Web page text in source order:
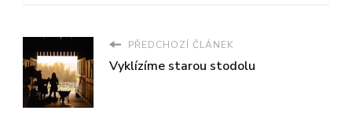
PŘEDCHOZÍ ČLÁNEK
Vyklízíme starou stodolu